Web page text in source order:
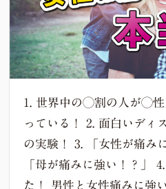
1. 世界中の◯割の人が◯性
っている！ 2. 面白いディ
の実験！ 3. 「女性が痛み
「母が痛みに強い！？」
た！ 男性と女性痛みに強